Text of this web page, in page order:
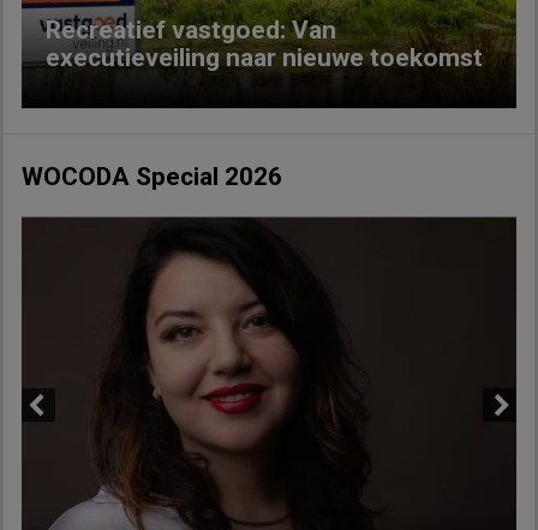
Recreatief vastgoed: Van
executieveiling naar nieuwe toekomst
WOCODA Special 2026